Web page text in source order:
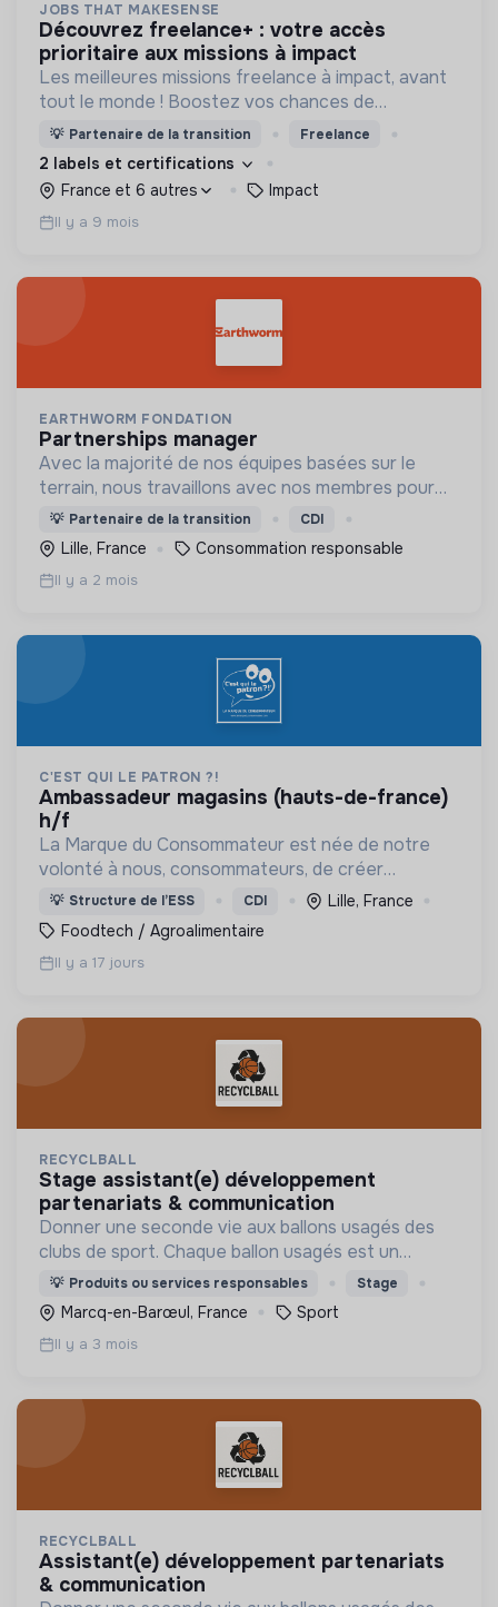
JOBS THAT MAKESENSE
découvrez freelance+ : votre accès
prioritaire aux missions à impact
Les meilleures missions freelance à impact, avant
tout le monde ! Boostez vos chances de
décrocher des missions à fort impact en
rejoignant le plus grand réseau de structures
engagées.
💡 Partenaire de la transition Freelance
2 labels et certifications
France et 6 autres
Impact
Il y a 9 mois
EARTHWORM FONDATION
partnerships manager
Avec la majorité de nos équipes basées sur le
terrain, nous travaillons avec nos membres pour
trouver des solutions environnementales durables
pour les communautés et les écosystèmes.
💡 Partenaire de la transition CDI
Lille, France Consommation responsable
Il y a 2 mois
C'EST QUI LE PATRON ?!
ambassadeur magasins (hauts-de-france)
h/f
La Marque du Consommateur est née de notre
volonté à nous, consommateurs, de créer
collectivement des produits en soutien aux
producteurs.
💡 Structure de l’ESS CDI
Lille, France
Foodtech / Agroalimentaire
Il y a 17 jours
RECYCLBALL
stage assistant(e) développement
partenariats & communication
Donner une seconde vie aux ballons usagés des
clubs de sport. Chaque ballon usagés est un
déchet sans valeurs, nous le transformons en
accessoires permettant d'accompagner
financièrement les clubs.
💡 Produits ou services responsables Stage
Marcq-en-Barœul, France Sport
Il y a 3 mois
RECYCLBALL
assistant(e) développement partenariats
& communication